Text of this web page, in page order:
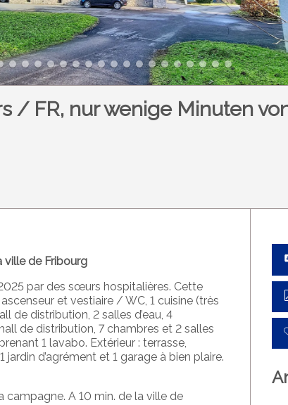
/ FR, nur wenige Minuten
ville de Fribourg
par des sœurs hospitalières. Cette
et vestiaire / WC, 1 cuisine (très
de distribution, 2 salles d’eau, 4
de distribution, 7 chambres et 2 salles
1 lavabo. Extérieur : terrasse,
d’agrément et 1 garage à bien plaire.
campagne. A 10 min. de la ville de